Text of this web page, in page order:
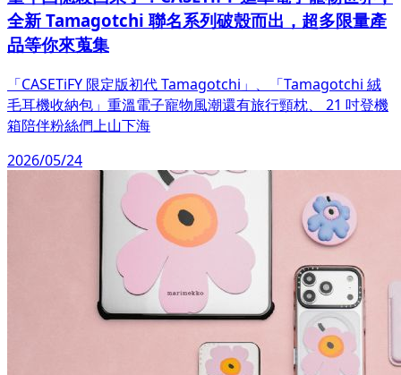
全新 Tamagotchi 聯名系列破殼而出，超多限量產
品等你來蒐集
「CASETiFY 限定版初代 Tamagotchi」、「Tamagotchi 絨
毛耳機收納包」重溫電子寵物風潮還有旅行頸枕、 21 吋登機
箱陪伴粉絲們上山下海
2026/05/24